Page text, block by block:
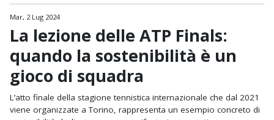
Mar, 2 Lug 2024
La lezione delle ATP Finals:
quando la sostenibilità è un
gioco di squadra
L’atto finale della stagione tennistica internazionale che dal 2021
viene organizzate a Torino, rappresenta un esempio concreto di